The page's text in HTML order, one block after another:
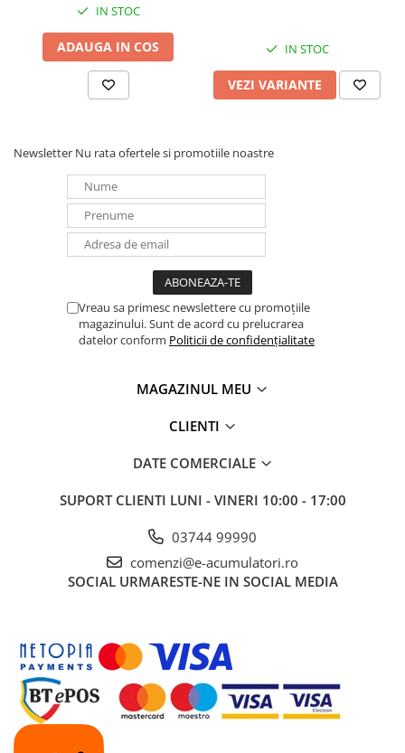
Surse UPS
UPS pentru centrale termice si
sisteme de urgenta - acumulator
UPS Calculatoare si Servere
Stabilizatoare Tensiune
PDUs unitati de distributie a
energiei electrice
Cabinete baterii
Acumulatori UPS
Accesorii
Frigidere portabile
Intrerupatoare si prize
Dulapuri pentru cablare
Tablouri electrice
Laptop & PC accesorii, baterii,
cabluri USB, prelungitoare USB
Cablu de date si Adaptoare
Solutii solare portabile
Lichidare de stoc
IN STOC
ADAUGA IN COS IN STOC
VEZI VARIANTE
Newsletter Nu rata ofertele si promotiile noastre
Vreau sa primesc newslettere cu promoțiile
magazinului. Sunt de acord cu prelucrarea
datelor conform Politicii de confidențialitate
MAGAZINUL MEU
CLIENTI
DATE COMERCIALE
SUPORT CLIENTI LUNI - VINERI 10:00 - 17:00
03744 99990
comenzi@e-acumulatori.ro
SOCIAL URMARESTE-NE IN SOCIAL MEDIA